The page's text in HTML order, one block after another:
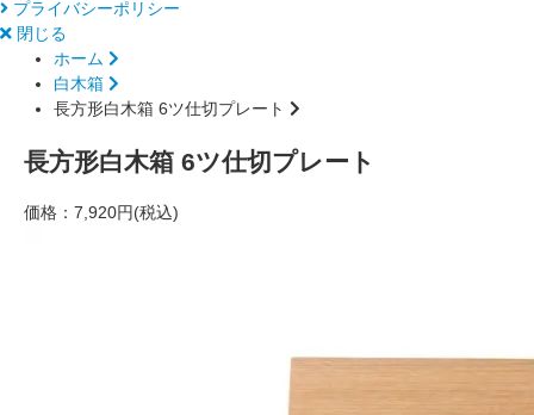
プライバシーポリシー
閉じる
ホーム
白木箱
長方形白木箱 6ツ仕切プレート
長方形白木箱 6ツ仕切プレート
価格： 7,920円(税込)